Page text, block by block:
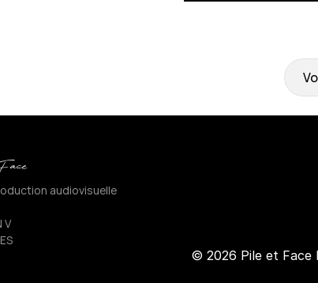
audiovisuelle
V
© 2026 Pile et Face